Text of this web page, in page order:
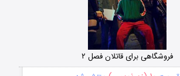
فروشگاهی برای قاتلان فصل ۲